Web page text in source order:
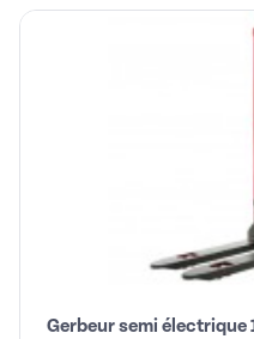
Gerbeur semi électrique